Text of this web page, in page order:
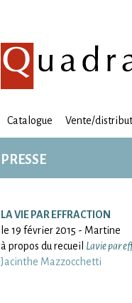
Catalogue Vente/
PRESSE
LA VIE PAR EFFRACTION
le 19 février 2015 - Martine
à propos du recueil Lavie par
Jacinthe Mazzocchetti